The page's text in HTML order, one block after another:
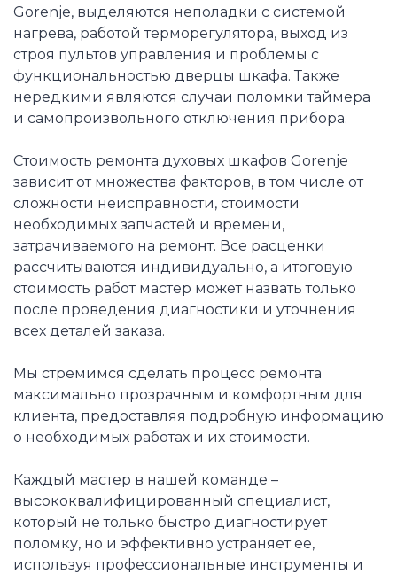
Gorenje, выделяются неполадки с системой
нагрева, работой терморегулятора, выход из
строя пультов управления и проблемы с
функциональностью дверцы шкафа. Также
нередкими являются случаи поломки таймера
и самопроизвольного отключения прибора.
Стоимость ремонта духовых шкафов Gorenje
зависит от множества факторов, в том числе от
сложности неисправности, стоимости
необходимых запчастей и времени,
затрачиваемого на ремонт. Все расценки
рассчитываются индивидуально, а итоговую
стоимость работ мастер может назвать только
после проведения диагностики и уточнения
всех деталей заказа.
Мы стремимся сделать процесс ремонта
максимально прозрачным и комфортным для
клиента, предоставляя подробную информацию
о необходимых работах и их стоимости.
Каждый мастер в нашей команде –
высококвалифицированный специалист,
который не только быстро диагностирует
поломку, но и эффективно устраняет ее,
используя профессиональные инструменты и